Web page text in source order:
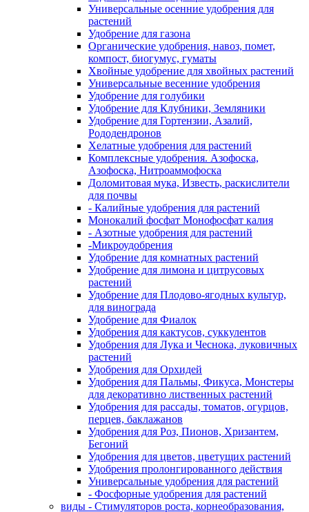
Универсальные осенние удобрения для
растений
Удобрение для газона
Органические удобрения, навоз, помет,
компост, биогумус, гуматы
Хвойные удобрение для хвойных растений
Универсальные весенние удобрения
Удобрение для голубики
Удобрение для Клубники, Земляники
Удобрение для Гортензии, Азалий,
Рододендронов
Хелатные удобрения для растений
Комплексные удобрения. Азофоска,
Азофоска, Нитроаммофоска
Доломитовая мука, Известь, раскислители
для почвы
- Калийные удобрения для растений
Монокалий фосфат Монофосфат калия
- Азотные удобрения для растений
-Микроудобрения
Удобрение для комнатных растений
Удобрение для лимона и цитрусовых
растений
Удобрение для Плодово-ягодных культур,
для винограда
Удобрение для Фиалок
Удобрения для кактусов, суккулентов
Удобрения для Лука и Чеснока, луковичных
растений
Удобрения для Орхидей
Удобрения для Пальмы, Фикуса, Монстеры
для декоративно лиственных растений
Удобрения для рассады, томатов, огурцов,
перцев, баклажанов
Удобрения для Роз, Пионов, Хризантем,
Бегоний
Удобрения для цветов, цветущих растений
Удобрения пролонгированного действия
Универсальные удобрения для растений
- Фосфорные удобрения для растений
виды - Стимуляторов роста, корнеобразования,